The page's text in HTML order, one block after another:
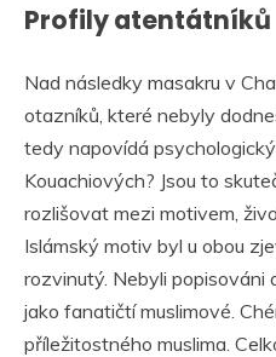
Profily atentátníků
Nad následky masakru v
otazníků, které nebyly
tedy napovídá
Kouachiových? Jsou to
rozlišovat mezi motivem,
Islámský motiv byl u obou
rozvinutý. Nebyli popisováni
jako fanatičtí muslimové.
příležitostného muslima.